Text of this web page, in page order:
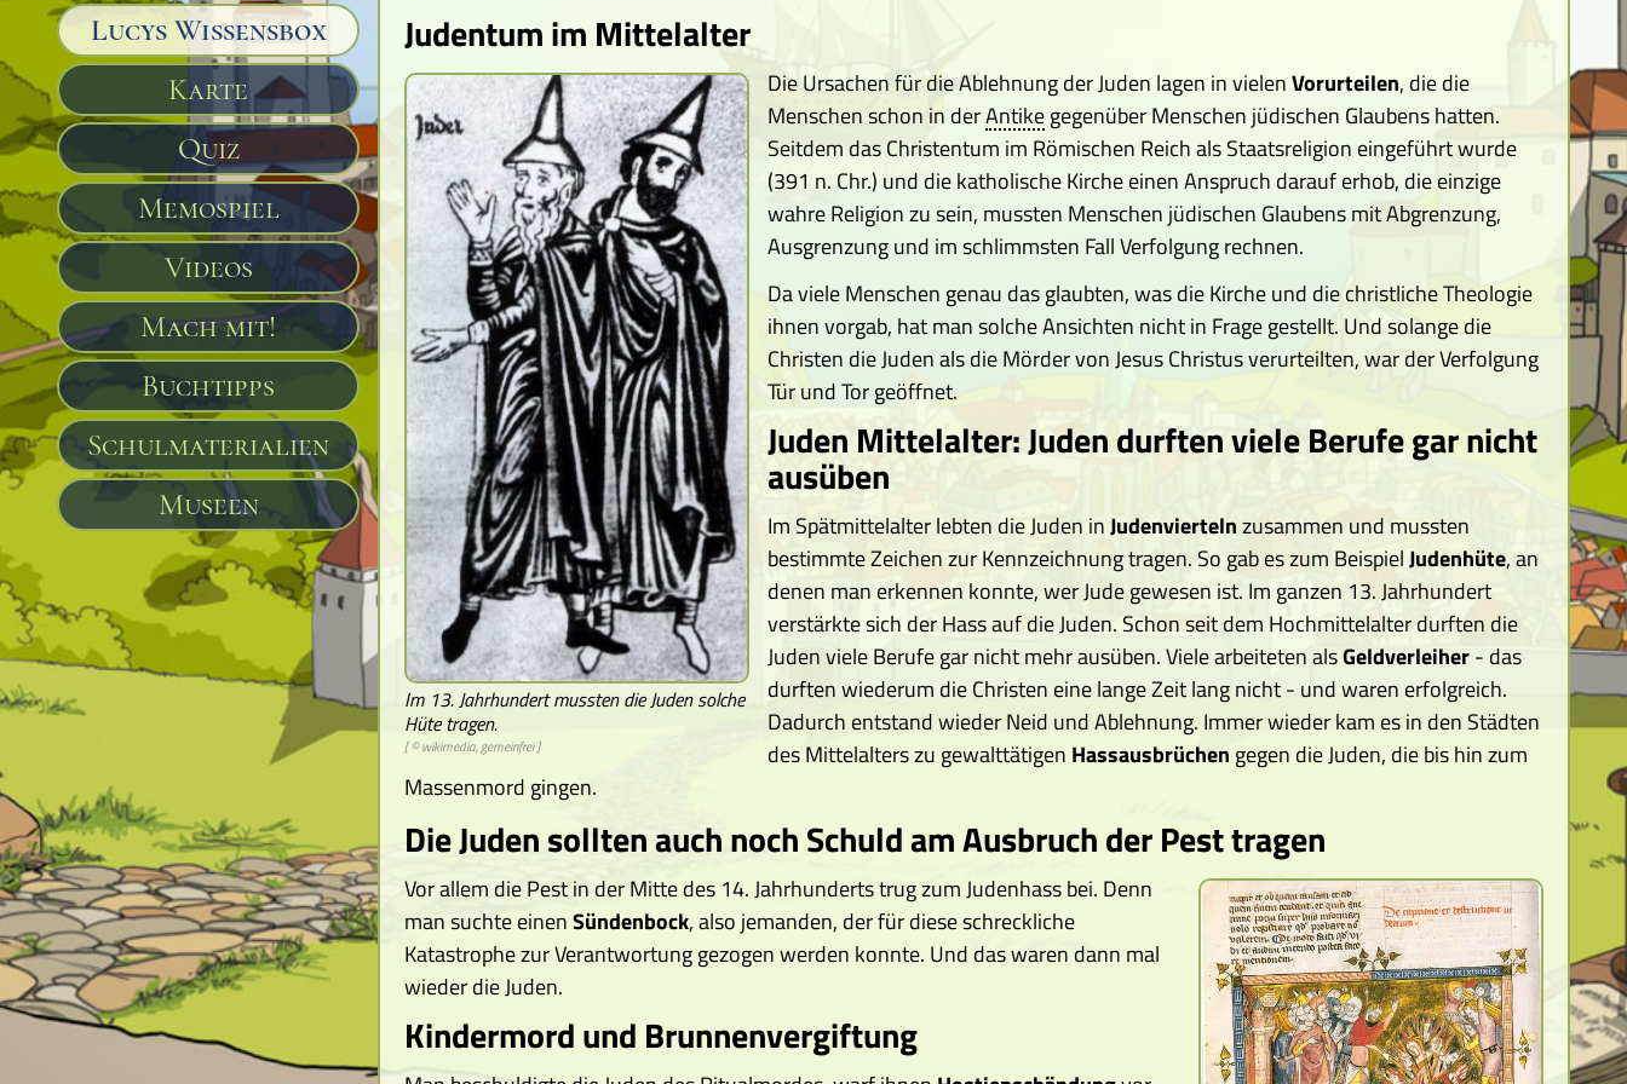
Lucys Wissensbox
Karte
Quiz
Memospiel
Videos
Mach mit!
Buchtipps
Schulmaterialien
Museen
Judentum im Mittelalter
Im 13. Jahrhundert mussten die Juden solche
Hüte tragen.
[ © wikimedia, gemeinfrei ]
Die Ursachen für die Ablehnung der Juden lagen in vielenVorurteilen, die die
Menschen schon in derAntikegegenüber Menschen jüdischen Glaubens hatten.
Seitdem das Christentum im Römischen Reich als Staatsreligion eingeführt wurde
(391 n. Chr.) und die katholische Kirche einen Anspruch darauf erhob, die einzige
wahre Religion zu sein, mussten Menschen jüdischen Glaubens mit Abgrenzung,
Ausgrenzung und im schlimmsten Fall Verfolgung rechnen.
Da viele Menschen genau das glaubten, was die Kirche und die christliche Theologie
ihnen vorgab, hat man solche Ansichten nicht in Frage gestellt. Und solange die
Christen die Juden als die Mörder von Jesus Christus verurteilten, war der Verfolgung
Tür und Tor geöffnet.
Juden Mittelalter: Juden durften viele Berufe gar nicht
ausüben
Im Spätmittelalter lebten die Juden inJudenviertelnzusammen und mussten
bestimmte Zeichen zur Kennzeichnung tragen. So gab es zum BeispielJudenhüte, an
denen man erkennen konnte, wer Jude gewesen ist. Im ganzen 13. Jahrhundert
verstärkte sich der Hass auf die Juden. Schon seit dem Hochmittelalter durften die
Juden viele Berufe gar nicht mehr ausüben. Viele arbeiteten alsGeldverleiher- das
durften wiederum die Christen eine lange Zeit lang nicht - und waren erfolgreich.
Dadurch entstand wieder Neid und Ablehnung. Immer wieder kam es in den Städten
des Mittelalters zu gewalttätigen Hassausbrüchen gegen die Juden, die bis hin zum
Massenmord gingen.
Die Juden sollten auch noch Schuld am Ausbruch der Pest tragen
Vor allem die Pest in der Mitte des 14. Jahrhunderts trug zum Judenhass bei. Denn
man suchte einenSündenbock, also jemanden, der für diese schreckliche
Katastrophe zur Verantwortung gezogen werden konnte. Und das waren dann mal
wieder die Juden.
Kindermord und Brunnenvergiftung